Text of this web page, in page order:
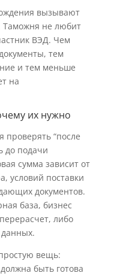
вызывают
Таможня не любит
ВЭД. Чем
тем
и тем меньше
на
их нужно
проверять “после
до подачи
сумма зависит от
условий поставки
документов.
база, бизнес
либо
вещь:
быть готова